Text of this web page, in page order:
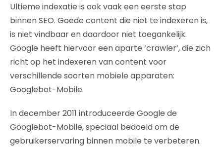
Ultieme indexatie is ook vaak een eerste stap
binnen SEO. Goede content die niet te indexeren is,
is niet vindbaar en daardoor niet toegankelijk.
Google heeft hiervoor een aparte ‘crawler’, die zich
richt op het indexeren van content voor
verschillende soorten mobiele apparaten:
Googlebot-Mobile.
In december 2011 introduceerde Google de
Googlebot-Mobile, speciaal bedoeld om de
gebruikerservaring binnen mobile te verbeteren.